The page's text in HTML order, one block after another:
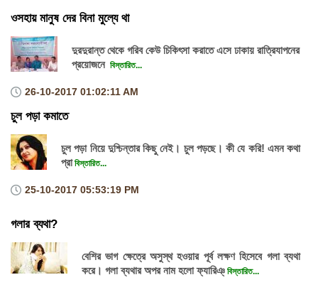
ওসহায় মানুষ দের বিনা মুল্যে থা
দুরদুরান্ত থেকে গরিব কেউ চিকিৎসা করাতে এসে ঢাকায় রাত্রিযাপনের
প্রয়োজনে বিস্তারিত...
26-10-2017 01:02:11 AM
চুল পড়া কমাতে
চুল পড়া নিয়ে দুশ্চিন্তার কিছু নেই। চুল পড়ছে। কী যে করি! এমন কথা
প্রাবিস্তারিত...
25-10-2017 05:53:19 PM
গলার ব্যথা?
বেশির ভাগ ক্ষেত্রে অসুস্থ হওয়ার পূর্ব লক্ষণ হিসেবে গলা ব্যথা
করে। গলা ব্যথার অপর নাম হলো ফ্যারিঞ্ বিস্তারিত...